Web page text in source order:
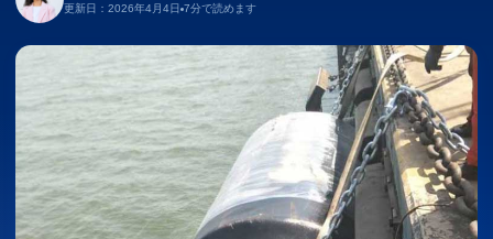
更新日：2026年4月4日 7分で読めます